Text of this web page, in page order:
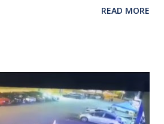
asing dengan pemandu Grab
wanita terbabit sebelum
antara kedua-dua pihak. Video
sosial dan mendapat pelbagai
READ MORE